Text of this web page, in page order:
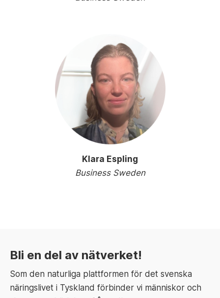
Klara Espling
Business Sweden
Bli en del av nätverket!
Som den naturliga plattformen för det svenska
näringslivet i Tyskland förbinder vi människor och